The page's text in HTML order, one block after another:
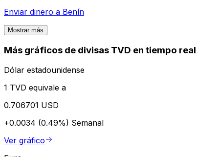
Enviar dinero a Benín
Mostrar más
Más gráficos de divisas TVD en tiempo real
Dólar estadounidense
1 TVD equivale a
0.706701 USD
+0.0034 (0.49%) Semanal
Ver gráfico